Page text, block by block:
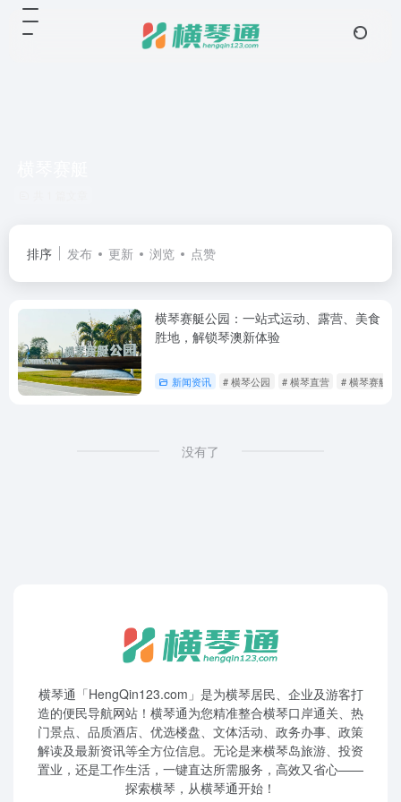
排序 发布 更新 浏览 点赞
横琴赛艇公园：一站式运动、露营、美食
胜地，解锁琴澳新体验
新闻资讯 # 横琴公园 # 横琴直营 # 横琴赛艇
没有了
横琴通「HengQin123.com」是为横琴居民、企业及游客打
造的便民导航网站！横琴通为您精准整合横琴口岸通关、热
门景点、品质酒店、优选楼盘、文体活动、政务办事、政策
解读及最新资讯等全方位信息。无论是来横琴岛旅游、投资
置业，还是工作生活，一键直达所需服务，高效又省心——
探索横琴，从横琴通开始！